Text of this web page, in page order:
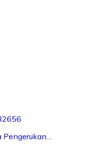
Pengerukan…